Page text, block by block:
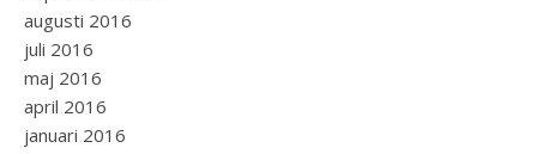
augusti 2016
juli 2016
maj 2016
april 2016
januari 2016